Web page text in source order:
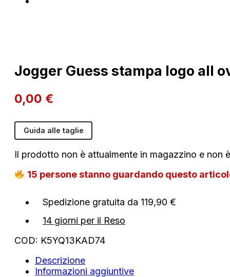
Jogger Guess stampa logo all
0,00 €
Guida alle taglie
Il prodotto non è attualmente in magazzino e non
15 persone stanno guardando questo
Spedizione gratuita da 119,90 €
14 giorni per il Reso
COD: K5YQ13KAD74
Descrizione
Informazioni aggiuntive